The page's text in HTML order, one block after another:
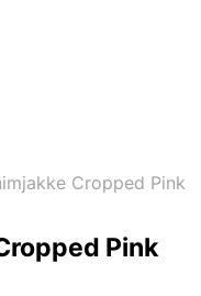
Cropped Pink
Pink